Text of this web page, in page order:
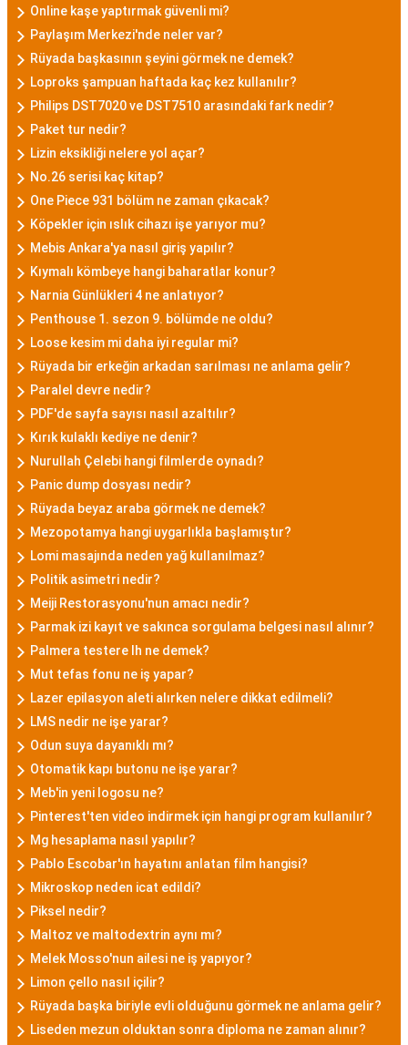
Online kaşe yaptırmak güvenli mi?
Paylaşım Merkezi'nde neler var?
Rüyada başkasının şeyini görmek ne demek?
Loproks şampuan haftada kaç kez kullanılır?
Philips DST7020 ve DST7510 arasındaki fark nedir?
Paket tur nedir?
Lizin eksikliği nelere yol açar?
No.26 serisi kaç kitap?
One Piece 931 bölüm ne zaman çıkacak?
Köpekler için ıslık cihazı işe yarıyor mu?
Mebis Ankara'ya nasıl giriş yapılır?
Kıymalı kömbeye hangi baharatlar konur?
Narnia Günlükleri 4 ne anlatıyor?
Penthouse 1. sezon 9. bölümde ne oldu?
Loose kesim mi daha iyi regular mi?
Rüyada bir erkeğin arkadan sarılması ne anlama gelir?
Paralel devre nedir?
PDF'de sayfa sayısı nasıl azaltılır?
Kırık kulaklı kediye ne denir?
Nurullah Çelebi hangi filmlerde oynadı?
Panic dump dosyası nedir?
Rüyada beyaz araba görmek ne demek?
Mezopotamya hangi uygarlıkla başlamıştır?
Lomi masajında neden yağ kullanılmaz?
Politik asimetri nedir?
Meiji Restorasyonu'nun amacı nedir?
Parmak izi kayıt ve sakınca sorgulama belgesi nasıl alınır?
Palmera testere lh ne demek?
Mut tefas fonu ne iş yapar?
Lazer epilasyon aleti alırken nelere dikkat edilmeli?
LMS nedir ne işe yarar?
Odun suya dayanıklı mı?
Otomatik kapı butonu ne işe yarar?
Meb'in yeni logosu ne?
Pinterest'ten video indirmek için hangi program kullanılır?
Mg hesaplama nasıl yapılır?
Pablo Escobar'ın hayatını anlatan film hangisi?
Mikroskop neden icat edildi?
Piksel nedir?
Maltoz ve maltodextrin aynı mı?
Melek Mosso'nun ailesi ne iş yapıyor?
Limon çello nasıl içilir?
Rüyada başka biriyle evli olduğunu görmek ne anlama gelir?
Liseden mezun olduktan sonra diploma ne zaman alınır?